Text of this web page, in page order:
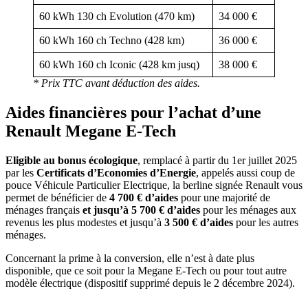
60 kWh 130 ch Evolution (470 km) 34 000 €
60 kWh 160 ch Techno (428 km) 36 000 €
60 kWh 160 ch Iconic (428 km jusq)
38 000 €
* Prix TTC avant déduction des aides.
Aides financières pour l’achat d’une
Renault Megane E-Tech
Eligible au bonus écologique, remplacé à partir du 1er juillet 2025
par les Certificats d’Economies d’Energie, appelés aussi coup de
pouce Véhicule Particulier Electrique, la berline signée Renault vous
permet de bénéficier de 4 700 € d’aides pour une majorité de
ménages français et jusqu’à 5 700 € d’aides pour les ménages aux
revenus les plus modestes et jusqu’à 3 500 € d’aides pour les autres
ménages.
Concernant la prime à la conversion, elle n’est à date plus
disponible, que ce soit pour la Megane E-Tech ou pour tout autre
modèle électrique (dispositif supprimé depuis le 2 décembre 2024).